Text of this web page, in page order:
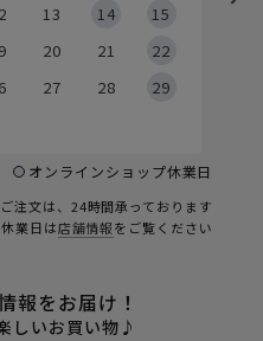
13 14
15
20 21
22
27 28
29
オンラインショップ休業日
注文は、24時間承っております
業日は店舗情報をご覧ください
報をお届け！
しいお買い物♪